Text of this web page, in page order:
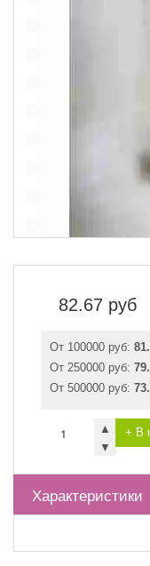
82.67 руб
От 100000 руб:
От 250000 руб:
От 500000 руб:
▲
▼
+ В
Характеристики